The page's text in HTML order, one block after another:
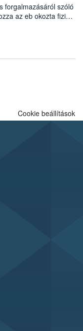
forgalmazásáról szóló
az eb okozta fizikai
felmerülő
eb tartását és annak
Cookie beállítások